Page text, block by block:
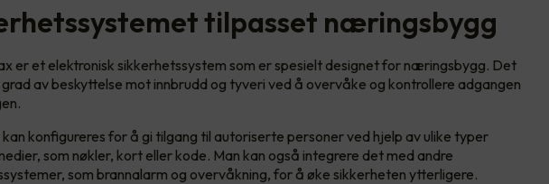
tilpasset næringsbygg
er et elektronisk sikkerhetssystem som er spesielt designet for næringsbygg. Det
grad av beskyttelse mot innbrudd og tyveri ved å overvåke og kontrollere adgangen
konfigureres for å gi tilgang til autoriserte personer ved hjelp av ulike typer
som nøkler, kort eller kode. Man kan også integrere det med andre
som brannalarm og overvåkning, for å øke sikkerheten ytterligere.